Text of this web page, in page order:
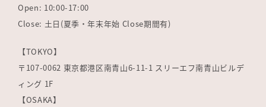
Open: 10:00-17:00
Close: 土日(夏季・年末年始 Close期間有)
【TOKYO】
〒107-0062 東京都港区南青山6-11-1 スリーエフ南青山ビルデ
ィング 1F
【OSAKA】